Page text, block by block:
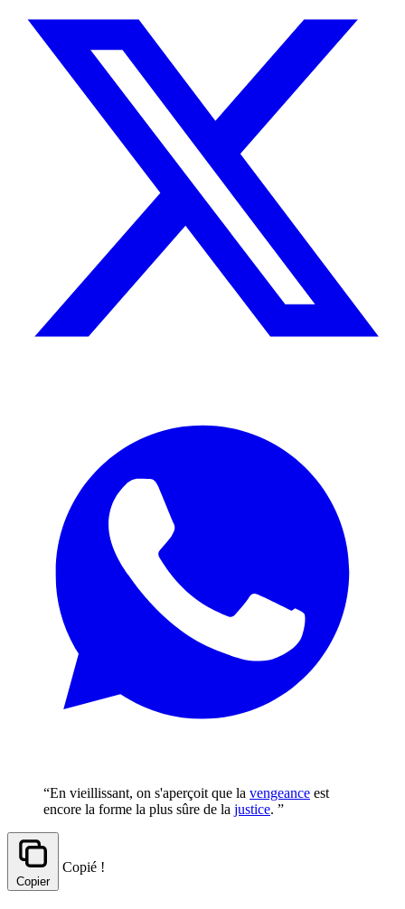
“En vieillissant, on s'aperçoit que la vengeance est
encore la forme la plus sûre de la justice. ”
Copier
Copié !